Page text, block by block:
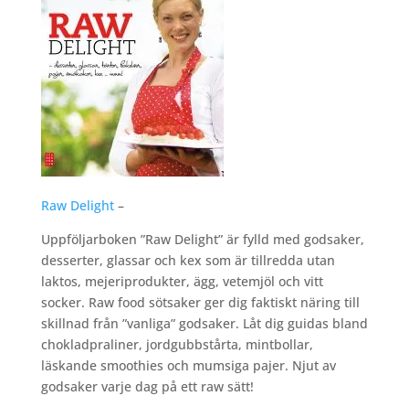
Raw Delight–
Uppföljarboken ”Raw Delight” är fylld med godsaker,
desserter, glassar och kex som är tillredda utan
laktos, mejeriprodukter, ägg, vetemjöl och vitt
socker. Raw food sötsaker ger dig faktiskt näring till
skillnad från ”vanliga” godsaker. Låt dig guidas bland
chokladpraliner, jordgubbstårta, mintbollar,
läskande smoothies och mumsiga pajer. Njut av
godsaker varje dag på ett raw sätt!